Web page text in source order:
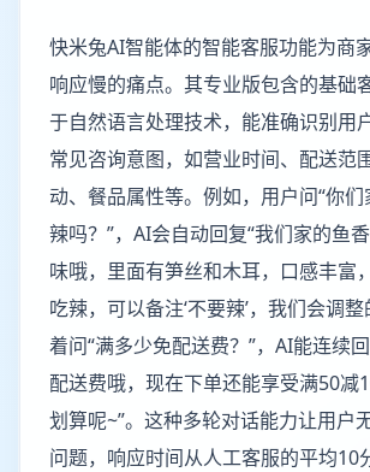
快米兔AI智能体的智能客服功能为商
响应慢的痛点。其专业版包含的基础
于自然语言处理技术，能准确识别用
常见咨询意图，如营业时间、配送范
动、餐品属性等。例如，用户问“你
辣吗？”，AI会自动回复“我们家的鱼
味哦，里面有笋丝和木耳，口感丰富
吃辣，可以备注‘不要辣’，我们会调
着问“满多少免配送费？”，AI能连续
配送费哦，现在下单还能享受满50减
划算呢~”。这种多轮对话能力让用户
问题，响应时间从人工客服的平均10